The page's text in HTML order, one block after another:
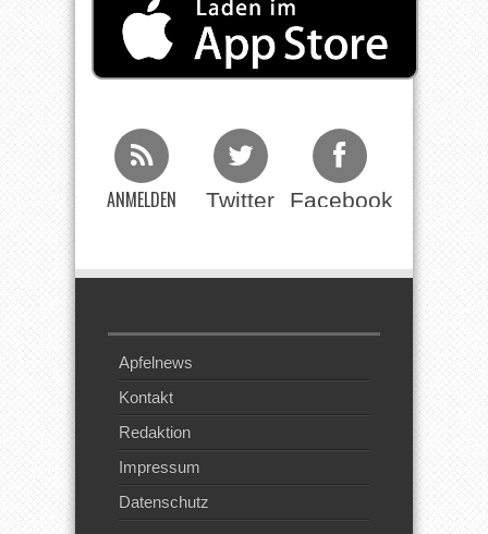
ANMELDEN Twitter Facebook
Apfelnews
Kontakt
Redaktion
Impressum
Datenschutz